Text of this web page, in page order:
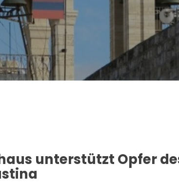
unterstützt Opfer